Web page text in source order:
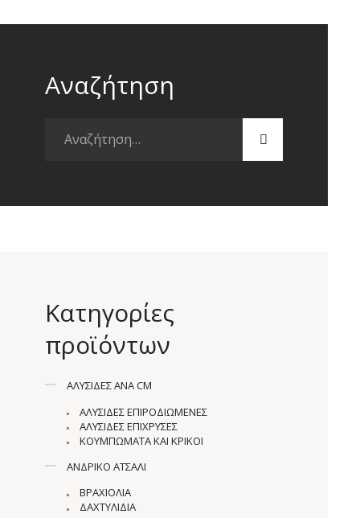
Αναζήτηση
Αναζήτηση
Κατηγορίες
προϊόντων
ΑΛΥΣΊΔΕΣ ΑΝΆ CM
ΑΛΥΣΊΔΕΣ ΕΠΙΡΟΔΙΩΜΈΝΕΣ
ΑΛΥΣΊΔΕΣ ΕΠΊΧΡΥΣΕΣ
ΚΟΥΜΠΏΜΑΤΑ ΚΑΙ ΚΡΊΚΟΙ
ΑΝΔΡΙΚΌ ΑΤΣΆΛΙ
ΒΡΑΧΙΌΛΙΑ
ΔΑΧΤΥΛΊΔΙΑ